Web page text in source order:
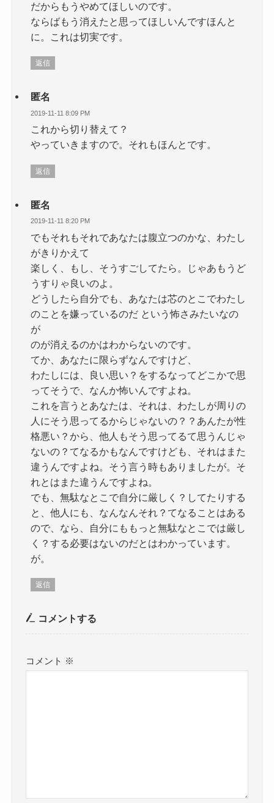
だからもうやめてほしいのです。
ならばもう消えたと思ってほしいんですほんと
に。これは切実です。
返信
匿名
2019-11-11 8:09 PM
これから切り替えて？
やっていきますので。それもほんとです。
返信
匿名
2019-11-11 8:20 PM
でもそれもそれであなたは腹立つのかな、わたし
がきりかえて
楽しく、もし、そうすごしてたら。じゃあもうど
うすりゃ良いのよ。
どうしたら自分でも、あなたは芯のとこでわたし
のことを嫌っているのだ という怖さみたいなの
が
のが消えるのかはわからないのです。
てか、あなたに限らずなんですけど、
わたしには、良い思い？をするなってどこかで思
ってそうで、なんか怖いんですよね。
これを言うとあなたは、それは、わたしが周りの
人にそう思ってるからじゃないの？？あんたが性
格悪い？から、他人もそう思ってるて思うんじゃ
ないの？てなるかもなんですけども、それはまた
違うんですよね。そう言う時もありましたが。そ
れとはまた違うんですよね。
でも、無駄なとこで自分に厳しく？してたりする
と、他人にも、なんなんそれ？てなることはある
ので、なら、自分にももっと無駄なとこでは厳し
く？する必要はないのだとはわかっています。
が。
返信
コメントする
コメント ※